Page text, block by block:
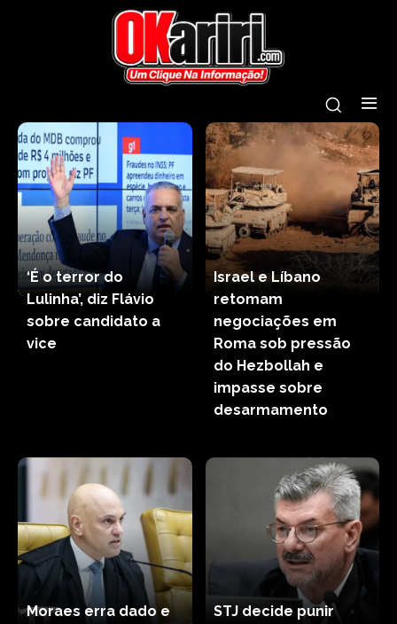
‘É o terror do
Lulinha’, diz Flávio
sobre candidato a
vice
Israel e Líbano
retomam
negociações em
Roma sob pressão
do Hezbollah e
impasse sobre
desarmamento
Moraes erra dado e
STJ decide punir